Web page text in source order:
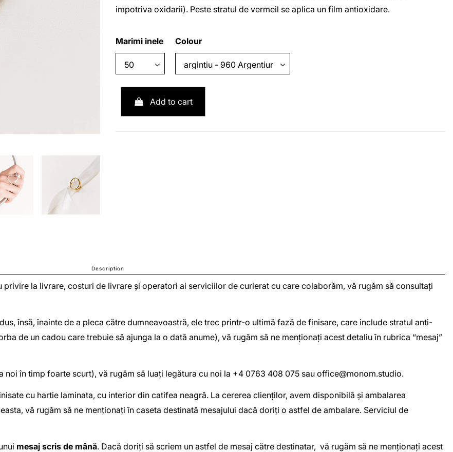
impotriva oxidarii). Peste stratul de vermeil se aplica un film antioxidare.
Marimi inele Colour
Add to cart
Description
privire la livrare, costuri de livrare și operatori ai serviciilor de curierat cu care colaborăm, vă rugăm să consultați
însă, înainte de a pleca către dumneavoastră, ele trec printr-o ultimă fază de finisare, care include stratul anti-
de un cadou care trebuie să ajunga la o dată anume), vă rugăm să ne menționați acest detaliu în rubrica “mesaj”
în timp foarte scurt), vă rugăm să luați legătura cu noi la +4 0763 408 075 sau office@monom.studio.
cu hartie laminata, cu interior din catifea neagră. La cererea clienților, avem disponibilă și ambalarea
vă rugăm să ne menționați în caseta destinată mesajului dacă doriți o astfel de ambalare. Serviciul de
mesaj scris de mână. Dacă doriți să scriem un astfel de mesaj către destinatar, vă rugăm să ne menționați acest